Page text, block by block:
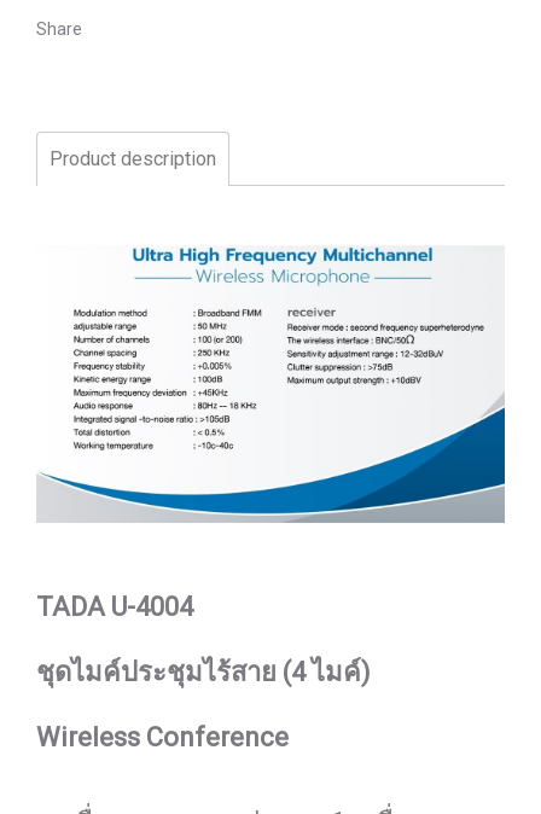
Share
Product description
TADA U-4004
ชุดไมค์ประชุมไร้สาย (4 ไมค์)
Wireless Conference